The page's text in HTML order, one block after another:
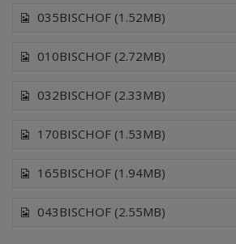
035BISCHOF (1.52MB)
010BISCHOF (2.72MB)
032BISCHOF (2.33MB)
170BISCHOF (1.53MB)
165BISCHOF (1.94MB)
043BISCHOF (2.55MB)